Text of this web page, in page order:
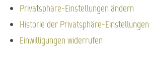
Privatsphäre-Einstellungen ändern
Historie der Privatsphäre-Einstellungen
Einwilligungen widerrufen